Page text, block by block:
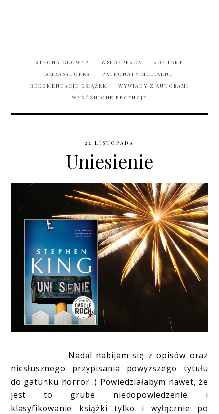
STRONA GŁÓWNA WSPÓŁPRACA
KONTAKT
AMBASADORKA
PATRONATY MEDIALNE
REKOMENDACJE KSIĄŻEK
WYWIADY Z AUTORAMI
WYRÓŻNIONE RECENZJE
22 LISTOPADA
Uniesienie
Nadal nabijam się z opisów oraz
niesłusznego przypisania powyższego tytułu
do gatunku horror :) Powiedziałabym nawet, że
jest to grube niedopowiedzenie i
klasyfikowanie książki tylko i wyłącznie po